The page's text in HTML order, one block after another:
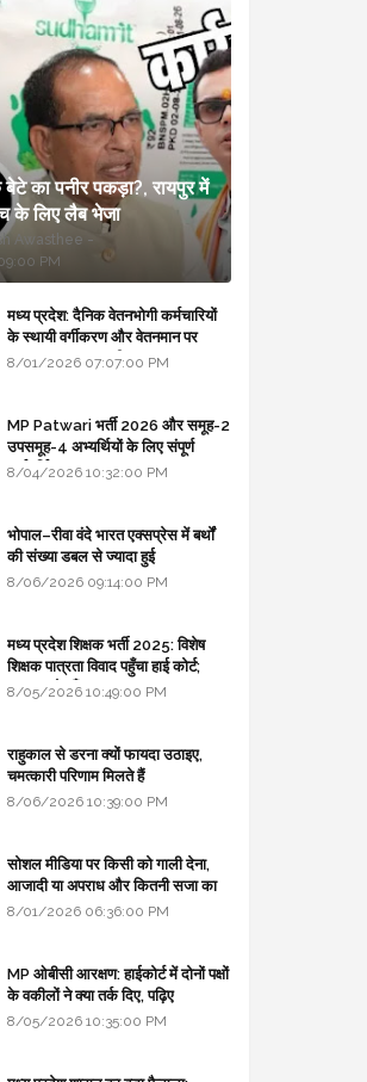
का पनीर पकड़ा?, रायपुर में
के लिए लैब भेजा
Awasthee
PM
मध्य प्रदेश: दैनिक वेतनभोगी कर्मचारियों
के स्थायी वर्गीकरण और वेतनमान पर
सरकार का बड़ा स्पष्टीकरण
8/01/2026 07:07:00 PM
MP Patwari भर्ती 2026 और समूह-2
उपसमूह-4 अभ्यर्थियों के लिए संपूर्ण
मार्गदर्शिका
8/04/2026 10:32:00 PM
भोपाल–रीवा वंदे भारत एक्सप्रेस में बर्थों
की संख्या डबल से ज्यादा हुई
8/06/2026 09:14:00 PM
मध्य प्रदेश शिक्षक भर्ती 2025: विशेष
शिक्षक पात्रता विवाद पहुँचा हाई कोर्ट;
सरकार से माँगा जवाब
8/05/2026 10:49:00 PM
राहुकाल से डरना क्यों फायदा उठाइए,
चमत्कारी परिणाम मिलते हैं
8/06/2026 10:39:00 PM
सोशल मीडिया पर किसी को गाली देना,
आजादी या अपराध और कितनी सजा का
प्रावधान - free legal advice
8/01/2026 06:36:00 PM
MP ओबीसी आरक्षण: हाईकोर्ट में दोनों पक्षों
के वकीलों ने क्या तर्क दिए, पढ़िए
8/05/2026 10:35:00 PM